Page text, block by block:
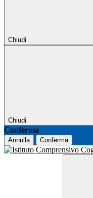
Chiudi
Chiudi
Conferma
Annulla Conferma